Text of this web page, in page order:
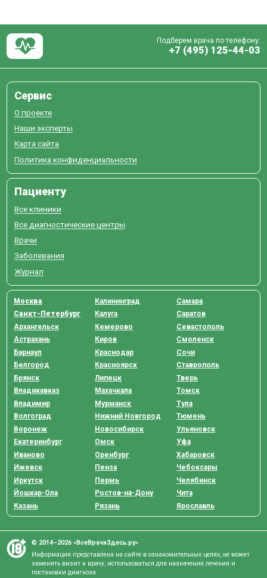
Подберем врача по телефону:
+7 (495) 125-44-03
Сервис
О проекте
Наши эксперты
Карта сайта
Политика конфиденциальности
Пациенту
Все клиники
Все диагностические центры
Врачи
Заболевания
Журнал
Москва
Санкт-Петербург
Архангельск
Астрахань
Барнаул
Белгород
Брянск
Владикавказ
Владимир
Волгоград
Воронеж
Екатеринбург
Иваново
Ижевск
Иркутск
Йошкар-Ола
Казань
Калининград
Калуга
Кемерово
Киров
Краснодар
Красноярск
Липецк
Махачкала
Мурманск
Нижний Новгород
Новосибирск
Омск
Оренбург
Пенза
Пермь
Ростов-на-Дону
Рязань
Самара
Саратов
Севастополь
Смоленск
Сочи
Ставрополь
Тверь
Томск
Тула
Тюмень
Ульяновск
Уфа
Хабаровск
Чебоксары
Челябинск
Чита
Ярославль
© 2014–2026 «ВсеВрачиЗдесь.ру»
Информация представлена на сайте в ознакомительных целях, не может
заменить визит к врачу, использоваться для назначения лечения и
постановки диагноза.